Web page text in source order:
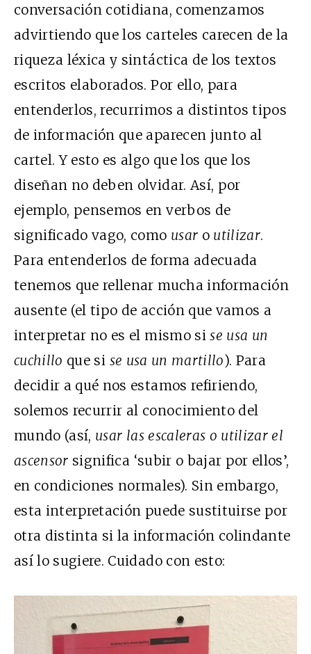
conversación cotidiana, comenzamos
advirtiendo que los carteles carecen de la
riqueza léxica y sintáctica de los textos
escritos elaborados. Por ello, para
entenderlos, recurrimos a distintos tipos
de información que aparecen junto al
cartel. Y esto es algo que los que los
diseñan no deben olvidar. Así, por
ejemplo, pensemos en verbos de
significado vago, como usar o utilizar.
Para entenderlos de forma adecuada
tenemos que rellenar mucha información
ausente (el tipo de acción que vamos a
interpretar no es el mismo sise usa un
cuchillo que si se usa un martillo). Para
decidir a qué nos estamos refiriendo,
solemos recurrir al conocimiento del
mundo (así, usar las escaleras o utilizar el
ascensor significa ‘subir o bajar por ellos’,
en condiciones normales). Sin embargo,
esta interpretación puede sustituirse por
otra distinta si la información colindante
así lo sugiere. Cuidado con esto: